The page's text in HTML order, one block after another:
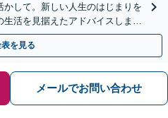
して。新しい人生のはじまりを
活を見据えたアドバイスします
【全国出張対応】
を見る
メールでお問い合わせ